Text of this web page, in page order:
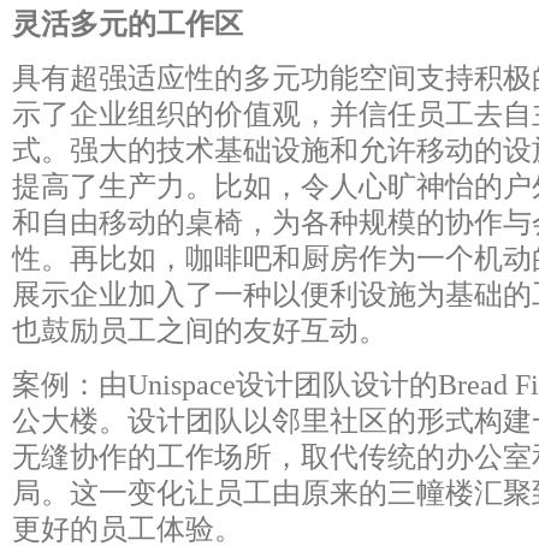
灵活多元的工作区
具有超强适应性的多元功能空间支持积
示了企业组织的价值观，并信任员工去
式。强大的技术基础设施和允许移动的
提高了生产力。比如，令人心旷神怡的
和自由移动的桌椅，为各种规模的协作
性。再比如，咖啡吧和厨房作为一个机
展示企业加入了一种以便利设施为基础
也鼓励员工之间的友好互动。
案例：由Unispace设计团队设计的Bread
公大楼。设计团队以邻里社区的形式构
无缝协作的工作场所，取代传统的办公
局。这一变化让员工由原来的三幢楼汇
更好的员工体验。